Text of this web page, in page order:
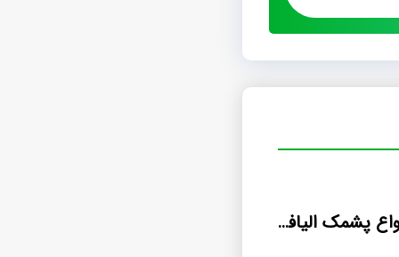
خريد فروش انواع پشمک اليافي لقمه اي